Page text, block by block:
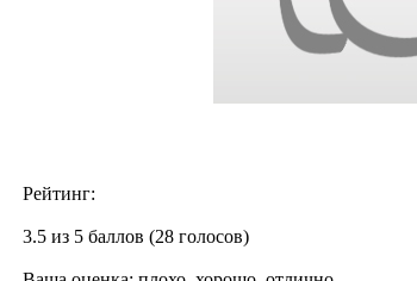
Рейтинг:
3.5 из 5 баллов (28 голосов)